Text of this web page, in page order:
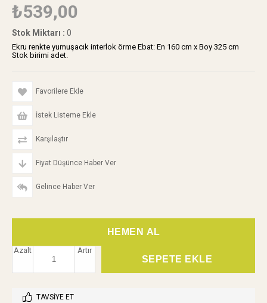
₺539,00
Stok Miktarı : 0
Ekru renkte yumuşacık interlok örme Ebat: En 160 cm x Boy 325 cm
Stok birimi adet.
Favorilere Ekle
İstek Listeme Ekle
Karşılaştır
Fiyat Düşünce Haber Ver
Gelince Haber Ver
Artır
Azalt
TAVSIYE ET